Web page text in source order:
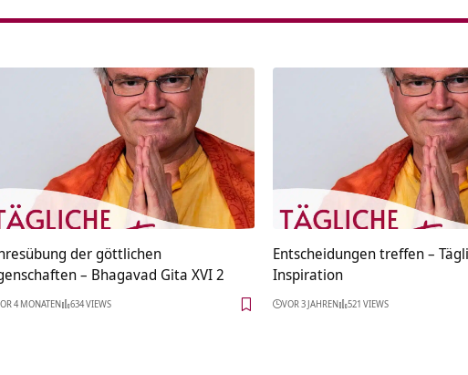
der göttlichen
– Bhagavad Gita XVI 2
4 MONATEN 634 VIEWS
Entscheidungen treffen –
Inspiration
VOR 3 JAHREN 521 VIEWS